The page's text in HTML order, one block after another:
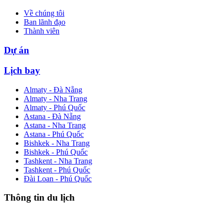
Về chúng tôi
Ban lãnh đạo
Thành viên
Dự án
Lịch bay
Almaty - Đà Nẵng
Almaty - Nha Trang
Almaty - Phú Quốc
Astana - Đà Nẵng
Astana - Nha Trang
Astana - Phú Quốc
Bishkek - Nha Trang
Bishkek - Phú Quốc
Tashkent - Nha Trang
Tashkent - Phú Quốc
Đài Loan - Phú Quốc
Thông tin du lịch